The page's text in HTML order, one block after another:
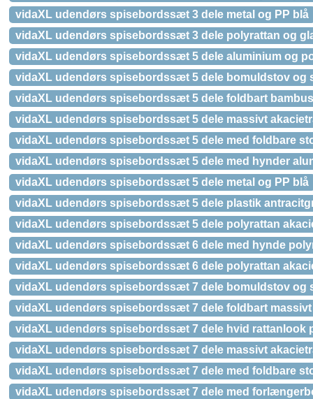
vidaXL udendørs spisebordssæt 3 dele metal og PP blå
vidaXL udendørs spisebordssæt 3 dele polyrattan og
vidaXL udendørs spisebordssæt 5 dele aluminium og
vidaXL udendørs spisebordssæt 5 dele bomuldstov og
vidaXL udendørs spisebordssæt 5 dele foldbart bambus
vidaXL udendørs spisebordssæt 5 dele massivt
vidaXL udendørs spisebordssæt 5 dele med foldbare
vidaXL udendørs spisebordssæt 5 dele med hynder
vidaXL udendørs spisebordssæt 5 dele metal og PP blå
vidaXL udendørs spisebordssæt 5 dele plastik
vidaXL udendørs spisebordssæt 5 dele polyrattan
vidaXL udendørs spisebordssæt 6 dele med hynde
vidaXL udendørs spisebordssæt 6 dele polyrattan
vidaXL udendørs spisebordssæt 7 dele bomuldstov og
vidaXL udendørs spisebordssæt 7 dele foldbart
vidaXL udendørs spisebordssæt 7 dele hvid rattanlook
vidaXL udendørs spisebordssæt 7 dele massivt
vidaXL udendørs spisebordssæt 7 dele med foldbare
vidaXL udendørs spisebordssæt 7 dele med